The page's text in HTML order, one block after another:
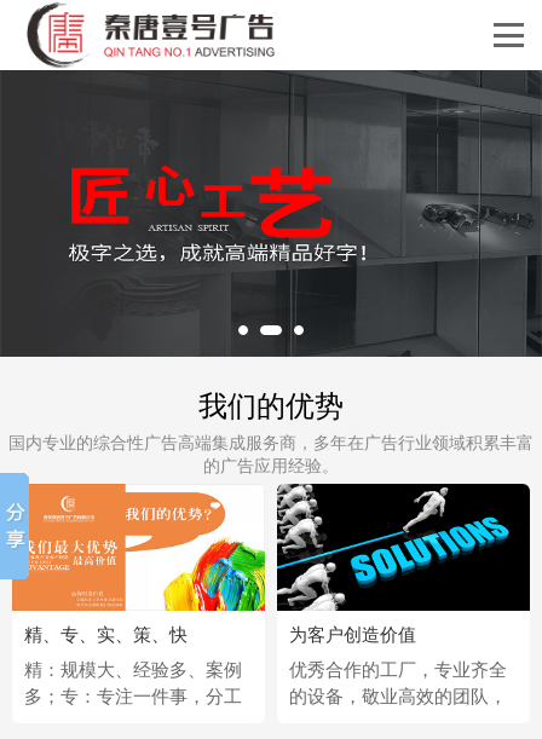
我们的优势
国内专业的综合性广告高端集成服务商，多年在广告行业领域积累丰富
的广告应用经验。
精、专、实、策、快
精：规模大、经验多、案例
多；专：专注一件事，分工
为客户创造价值
优秀合作的工厂，专业齐全
的设备，敬业高效的团队，